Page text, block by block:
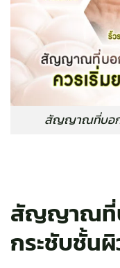
สัญญาณที่บอก
สัญญาณที่บ
กระชับชั้น